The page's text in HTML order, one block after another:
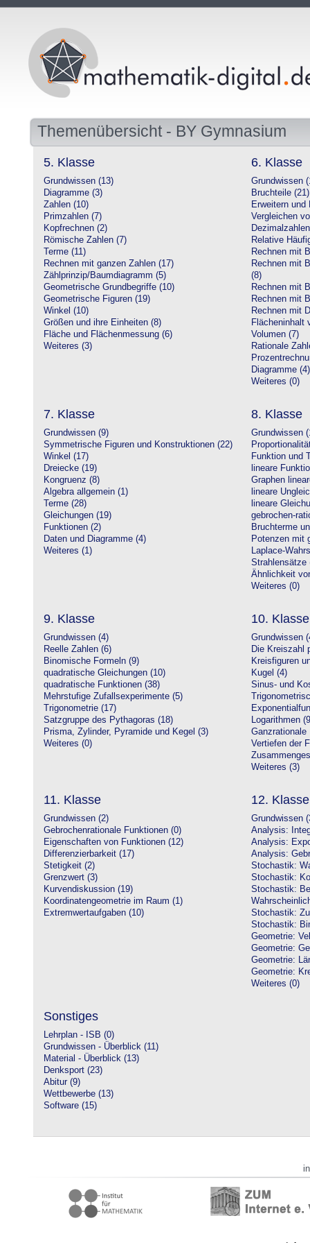
Themenübersicht - BY Gymnasium
5. Klasse
Grundwissen (13)
Diagramme (3)
Zahlen (10)
Primzahlen (7)
Kopfrechnen (2)
Römische Zahlen (7)
Terme (11)
Rechnen mit ganzen Zahlen (17)
Zählprinzip/Baumdiagramm (5)
Geometrische Grundbegriffe (10)
Geometrische Figuren (19)
Winkel (10)
Größen und ihre Einheiten (8)
Fläche und Flächenmessung (6)
Weiteres (3)
6. Klasse
Grundwissen
Bruchteile (21)
Erweitern und
Vergleichen
Relative
Rechnen mit
Rechnen mit
(8)
Rechnen mit
Rechnen mit
Rechnen mit
Flächeninhalt
Volumen (7)
Rationale
Diagramme (4)
Weiteres (0)
7. Klasse
Grundwissen (9)
Symmetrische Figuren und Konstruktionen (22)
Winkel (17)
Dreiecke (19)
Kongruenz (8)
Algebra allgemein (1)
Terme (28)
Gleichungen (19)
Funktionen (2)
Daten und Diagramme (4)
Weiteres (1)
8. Klasse
Grundwissen
Funktion und
lineare
Graphen
lineare
lineare
gebrochen-
Bruchterme
Potenzen mit
Laplace-
Strahlensätze
Ähnlichkeit
Weiteres (0)
9. Klasse
Grundwissen (4)
Reelle Zahlen (6)
Binomische Formeln (9)
quadratische Gleichungen (10)
quadratische Funktionen (38)
Mehrstufige Zufallsexperimente (5)
Trigonometrie (17)
Satzgruppe des Pythagoras (18)
Prisma, Zylinder, Pyramide und Kegel (3)
Weiteres (0)
10. Klasse
Grundwissen
Die Kreiszahl
Kreisfiguren
Kugel (4)
Sinus- und
Logarithmen
Ganzrationale
Vertiefen der
Weiteres (3)
11. Klasse
Grundwissen (2)
Gebrochenrationale Funktionen (0)
Eigenschaften von Funktionen (12)
Differenzierbarkeit (17)
Stetigkeit (2)
Grenzwert (3)
Kurvendiskussion (19)
Koordinatengeometrie im Raum (1)
Extremwertaufgaben (10)
12. Klasse
Grundwissen
Analysis:
Analysis:
Analysis:
Stochastik:
Stochastik:
Stochastik:
Stochastik:
Stochastik:
Geometrie:
Geometrie:
Geometrie:
Geometrie:
Weiteres (0)
Sonstiges
Lehrplan - ISB (0)
Grundwissen - Überblick (11)
Material - Überblick (13)
Denksport (23)
Abitur (9)
Wettbewerbe (13)
Software (15)